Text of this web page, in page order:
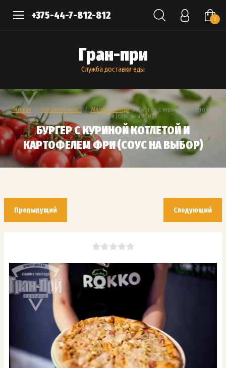
+375-44-7-812-812 0
Гран-при
Служба доставки еды
Главная
  /
Основное меню
  /
Мясные блюда
  /  Бургер с куриной котлетой и
картофелем фри (соус на выбор)
БУРГЕР С КУРИНОЙ КОТЛЕТОЙ И
КАРТОФЕЛЕМ ФРИ (СОУС НА ВЫБОР)
Предыдущий Следующий